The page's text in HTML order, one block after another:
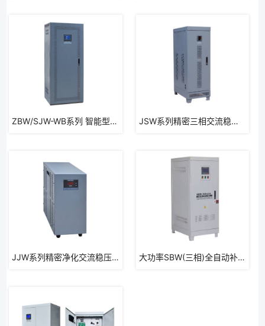
ZBW/SJW-WB系列 智能型无触点稳压器 JSW系列精密三相交流稳压电源
​JJW系列精密净化交流稳压电源 大功率SBW(三相)全自动补偿式电力稳压器